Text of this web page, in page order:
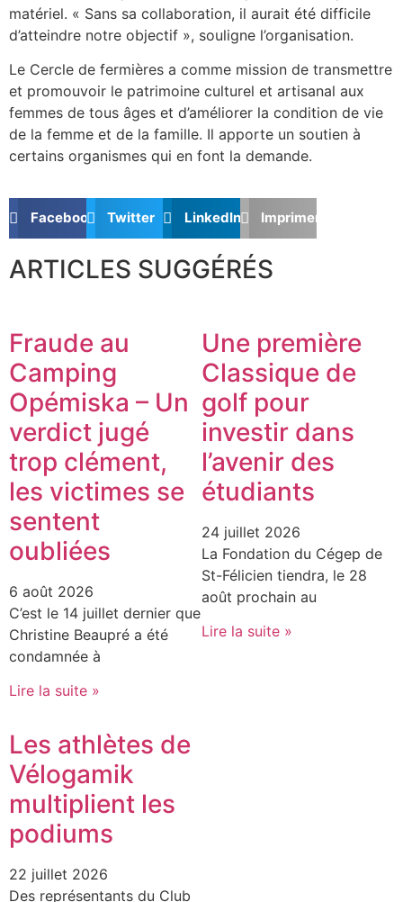
matériel. « Sans sa collaboration, il aurait été difficile
d’atteindre notre objectif », souligne l’organisation.
Le Cercle de fermières a comme mission de transmettre
et promouvoir le patrimoine culturel et artisanal aux
femmes de tous âges et d’améliorer la condition de vie
de la femme et de la famille. Il apporte un soutien à
certains organismes qui en font la demande.
Facebook Twitter LinkedIn Imprimer
ARTICLES SUGGÉRÉS
Fraude au
Camping
Opémiska – Un
verdict jugé
trop clément,
les victimes se
sentent
oubliées
6 août 2026
C’est le 14 juillet dernier que
Christine Beaupré a été
condamnée à
Lire la suite »
Une première
Classique de
golf pour
investir dans
l’avenir des
étudiants
24 juillet 2026
La Fondation du Cégep de
St-Félicien tiendra, le 28
août prochain au
Lire la suite »
Les athlètes de
Vélogamik
multiplient les
podiums
22 juillet 2026
Des représentants du Club